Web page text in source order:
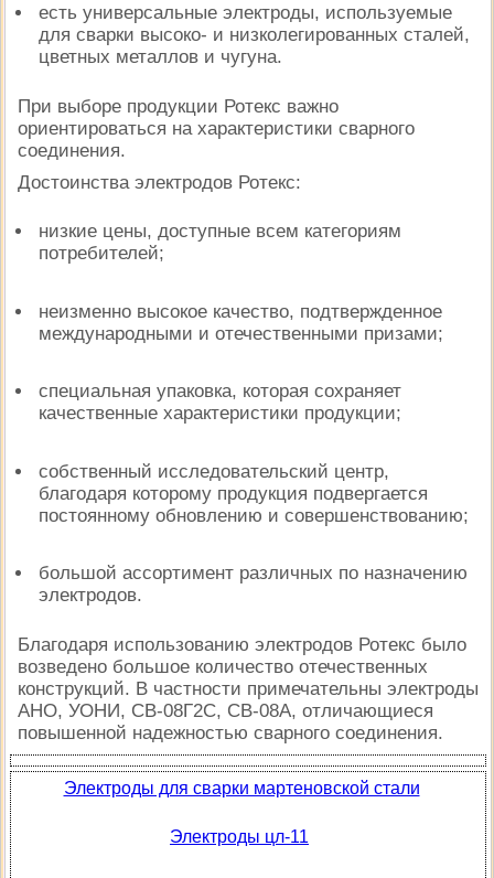
есть универсальные электроды, используемые
для сварки высоко- и низколегированных сталей,
цветных металлов и чугуна.
При выборе продукции Ротекс важно
ориентироваться на характеристики сварного
соединения.
Достоинства электродов Ротекс:
низкие цены, доступные всем категориям
потребителей;
неизменно высокое качество, подтвержденное
международными и отечественными призами;
специальная упаковка, которая сохраняет
качественные характеристики продукции;
собственный исследовательский центр,
благодаря которому продукция подвергается
постоянному обновлению и совершенствованию;
большой ассортимент различных по назначению
электродов.
Благодаря использованию электродов Ротекс было
возведено большое количество отечественных
конструкций. В частности примечательны электроды
АНО, УОНИ, СВ-08Г2С, СВ-08А, отличающиеся
повышенной надежностью сварного соединения.
Электроды для сварки мартеновской стали
Электроды цл-11